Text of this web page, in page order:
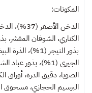
المكونات:
بذور النيجر
البرسيم الحجازي، مسحوق